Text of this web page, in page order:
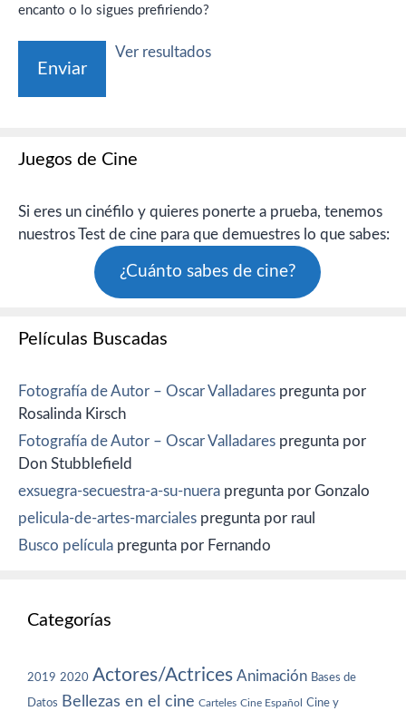
encanto o lo sigues prefiriendo?
Ver resultados
Juegos de Cine
Si eres un cinéfilo y quieres ponerte a prueba, tenemos
nuestros Test de cine para que demuestres lo que sabes:
¿Cuánto sabes de cine?
Películas Buscadas
Fotografía de Autor – Oscar Valladares pregunta por
Rosalinda Kirsch
Fotografía de Autor – Oscar Valladares pregunta por
Don Stubblefield
exsuegra-secuestra-a-su-nuera pregunta por Gonzalo
pelicula-de-artes-marciales pregunta por raul
Busco película pregunta por Fernando
Categorías
2019 2020 Actores/Actrices Animación Bases de
Datos Bellezas en el cine Carteles Cine Español Cine y